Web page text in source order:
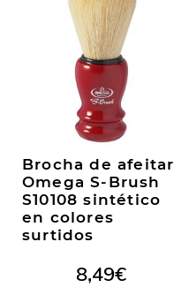
Brocha de afeitar
Omega S-Brush
S10108 sintético
en colores
surtidos
8,49€